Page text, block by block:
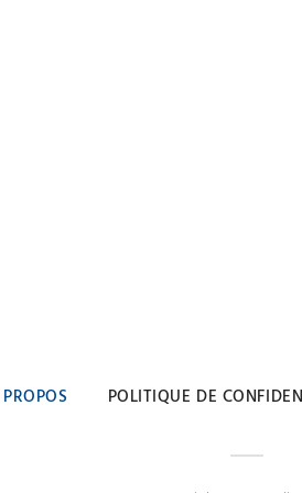
POLITIQUE DE